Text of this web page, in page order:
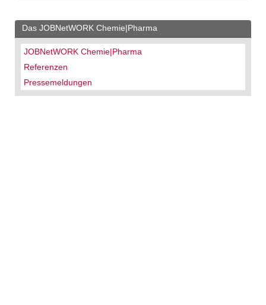
Das JOBNetWORK Chemie|Pharma
JOBNetWORK Chemie|Pharma
Referenzen
Pressemeldungen